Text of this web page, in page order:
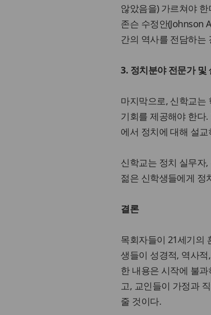
않았음을) 가르쳐야
존슨 수정안(Johnson
간의 역사를 전담하는
3. 정치분야 전문가 및
마지막으로, 신학교는
기회를 제공해야 한다
에서 정치에 대해 설
신학교는 정치 실무자
젊은 신학생들에게 정
결론
목회자들이 21세기의
생들이 성경적, 역사
한 내용은 시작에 불
고, 교인들이 가정과
줄 것이다.